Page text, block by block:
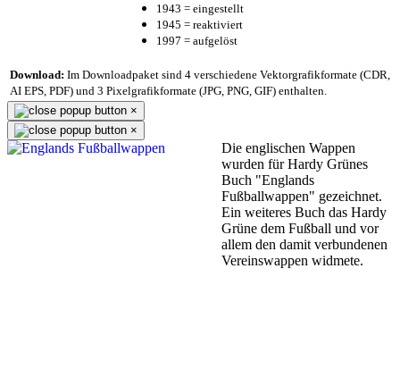
1943 = eingestellt
1945 = reaktiviert
1997 = aufgelöst
Download: Im Downloadpaket sind 4 verschiedene Vektorgrafikformate (CDR,
AI EPS, PDF) und 3 Pixelgrafikformate (JPG, PNG, GIF) enthalten.
×
×
Die englischen Wappen
wurden für Hardy Grünes
Buch "Englands
Fußballwappen" gezeichnet.
Ein weiteres Buch das Hardy
Grüne dem Fußball und vor
allem den damit verbundenen
Vereinswappen widmete.